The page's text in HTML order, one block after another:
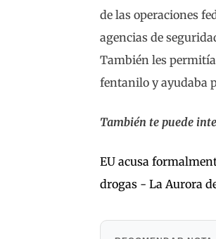
de las operaciones
agencias de
También les
fentanilo y ayudaba
También te puede
EU acusa
drogas - La Aurora